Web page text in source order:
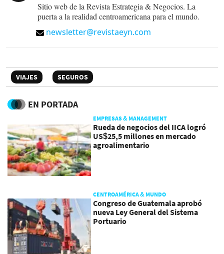
Sitio web de la Revista Estrategia & Negocios. La
puerta a la realidad centroamericana para el mundo.
newsletter@revistaeyn.com
VIAJES SEGUROS
EN PORTADA
EMPRESAS & MANAGEMENT
Rueda de negocios del IICA logró
US$25,5 millones en mercado
agroalimentario
CENTROAMÉRICA & MUNDO
Congreso de Guatemala aprobó
nueva Ley General del Sistema
Portuario